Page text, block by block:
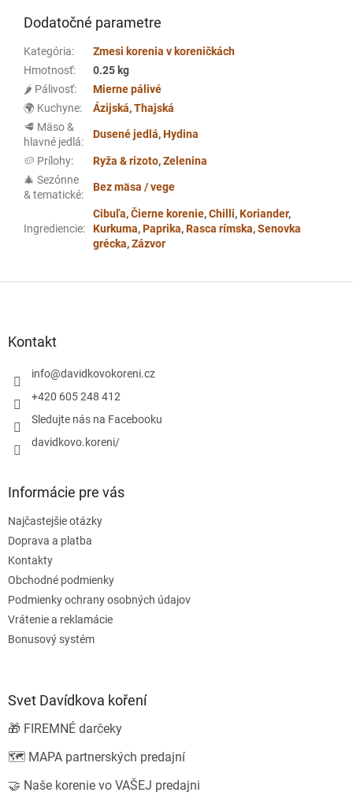
Dodatočné parametre
Kategória:
Zmesi korenia v koreničkách
Hmotnosť:
0.25 kg
🌶️ Pálivosť:
Mierne pálivé
🌍 Kuchyne: Ázijská,Thajská
🥩 Mäso &
hlavné jedlá:
Dusené jedlá,Hydina
🥔 Prílohy: Ryža & rizoto,Zelenina
🎄 Sezónne
& tematické:
Bez mäsa / vege
Ingrediencie:
Cibuľa,Čierne korenie,Chilli,Koriander,
Kurkuma,Paprika,Rasca rímska,Senovka
grécka,Zázvor
Kontakt
info@davidkovokoreni.cz
+420 605 248 412
Sledujte nás na Facebooku
davidkovo.koreni/
Informácie pre vás
Najčastejšie otázky
Doprava a platba
Kontakty
Obchodné podmienky
Podmienky ochrany osobných údajov
Vrátenie a reklamácie
Bonusový systém
Svet Davídkova koření
🎁 FIREMNÉ darčeky
🗺️ MAPA partnerských predajní
🤝 Naše korenie vo VAŠEJ predajni